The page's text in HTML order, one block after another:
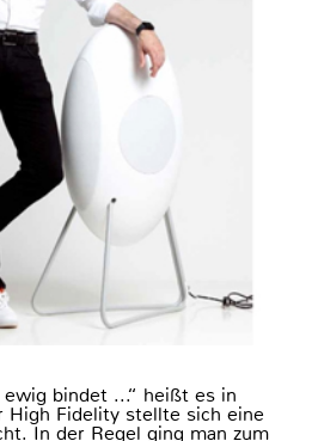
bindet ...“ heißt es in
High Fidelity stellte sich eine
In der Regel ging man zum